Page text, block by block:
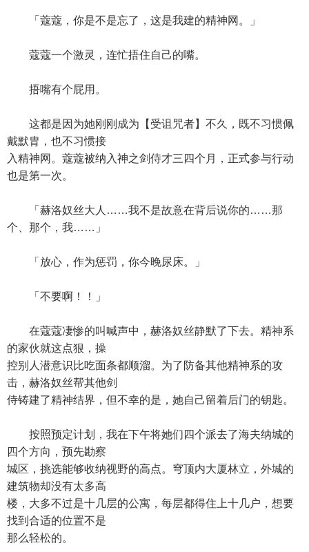
「蔻蔻，你是不是忘了，这是我建的精神网。」
蔻蔻一个激灵，连忙捂住自己的嘴。
捂嘴有个屁用。
这都是因为她刚刚成为【受诅咒者】不久，既不习惯佩
戴默胄，也不习惯接
入精神网。蔻蔻被纳入神之剑侍才三四个月，正式参与行动
也是第一次。
「赫洛奴丝大人……我不是故意在背后说你的……那
个、那个，我……」
「放心，作为惩罚，你今晚尿床。」
「不要啊！！」
在蔻蔻凄惨的叫喊声中，赫洛奴丝静默了下去。精神系
的家伙就这点狠，操
控别人潜意识比吃面条都顺溜。为了防备其他精神系的攻
击，赫洛奴丝帮其他剑
侍铸建了精神结界，但不幸的是，她自己留着后门的钥匙。
按照预定计划，我在下午将她们四个派去了海夫纳城的
四个方向，预先勘察
城区，挑选能够收纳视野的高点。穹顶内大厦林立，外城的
建筑物却没有太多高
楼，大多不过是十几层的公寓，每层都得住上十几户，想要
找到合适的位置不是
那么轻松的。